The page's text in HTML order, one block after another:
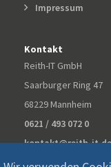
Impressum
Kontakt
Reith-IT GmbH
Saarburger Ring 47
68229 Mannheim
0621 / 493 072 0
kontakt@reith-it.de